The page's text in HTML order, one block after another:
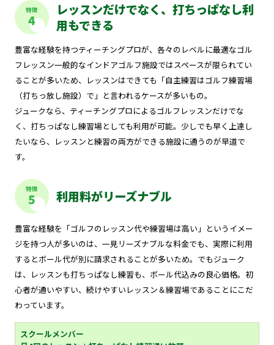
特徴
4
レッスンだけでなく、打ちっぱなし利
用もできる
豊富な経験を持つティーチングプロが、各々のレベルに最適なゴル
フレッスン一般的なインドアゴルフ施設ではスペースが限られてい
ることが多いため、レッスンはできても「自主練習はゴルフ練習場
（打ちっ放し施設）で」と言われるケースが多いもの。
ジュークなら、ティーチングプロによるゴルフレッスンだけでな
く、打ちっぱなし練習場としても利用が可能。少しでも早く上達し
たいなら、レッスンと練習の両方ができる施設に通うのが早道で
す。
特徴
5 利用料がリーズナブル
豊富な経験を「ゴルフのレッスン代や練習場は高い」というイメー
ジを持つ人が多いのは、一見リーズナブルな料金でも、実際に利用
するとボール代が別に請求されることが多いため。でもジューク
は、レッスンも打ちっぱなし練習も、ボール代込みの良心価格。初
心者が通いやすい、続けやすいレッスン＆練習場であることにこだ
わっています。
スクールメンバー